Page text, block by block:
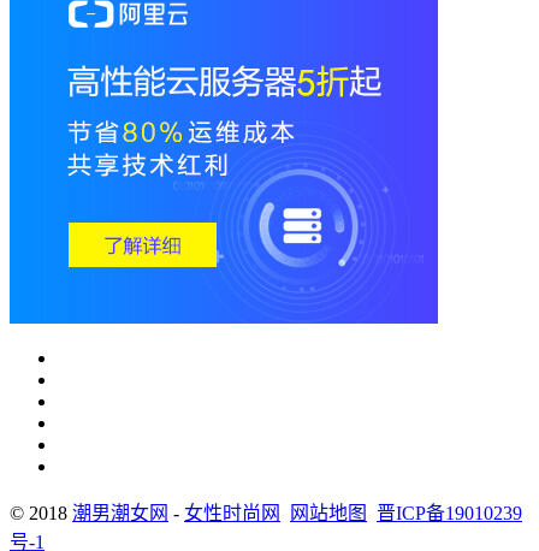
© 2018 潮男潮女网 - 女性时尚网 网站地图
晋ICP备19010239
号-1